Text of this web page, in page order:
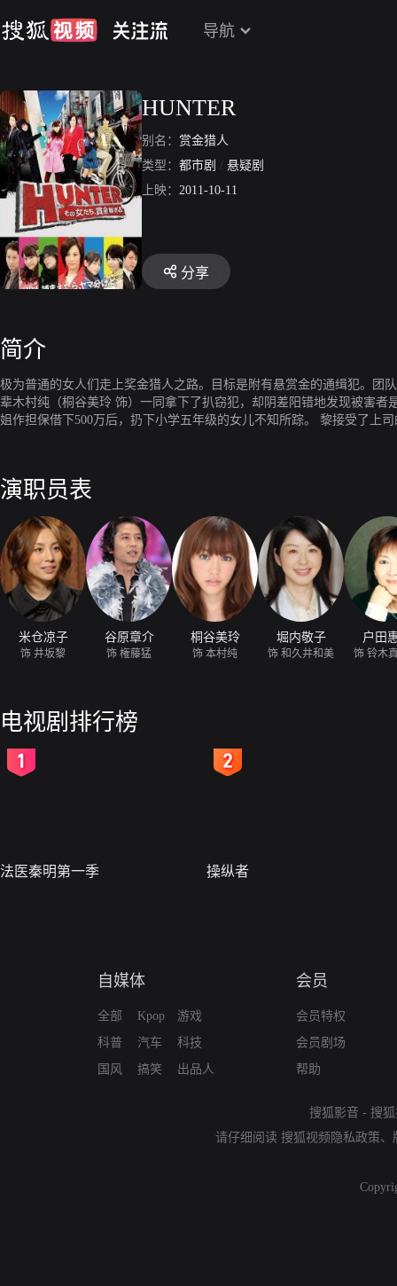
导航
HUNTER
别名： 赏金猎人
类型： 都市剧 / 悬疑剧
上映： 2011-10-11
分享
简介
极为普通的女人们走上奖金猎人之路。目标是附有悬赏金的通缉犯。团
辈木村纯（桐谷美玲 饰）一同拿下了扒窃犯，却阴差阳错地发现被害
姐作担保借下500万后，扔下小学五年级的女儿不知所踪。 黎接受了上
演职员表
米仓凉子
饰 井坂黎
谷原章介
饰 権藤猛
桐谷美玲
饰 本村纯
堀内敬子
饰 和久井和美
户田
饰 铃木
电视剧排行榜
法医秦明第一季 操纵者
自媒体
全部
科普
国风
Kpop
汽车
搞笑
游戏
科技
出品人
会员
会员特权
会员剧场
帮助
搜狐影音 - 搜
请仔细阅读 搜狐视频隐私政策、